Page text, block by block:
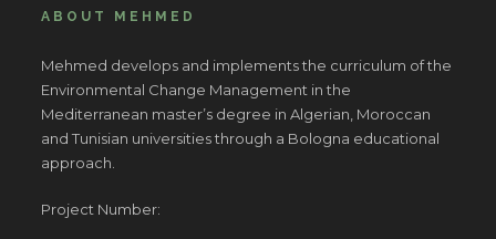
ABOUT MEHMED
Mehmed develops and implements the curriculum of the
Environmental Change Management in the
Mediterranean master’s degree in Algerian, Moroccan
and Tunisian universities through a Bologna educational
approach.
Project Number: